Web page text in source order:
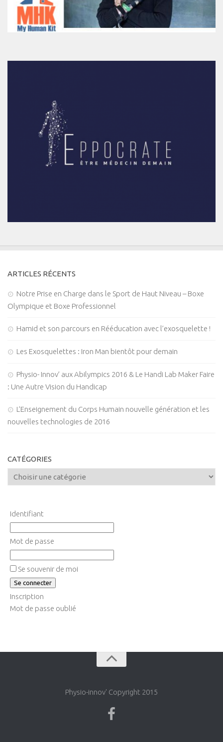
ARTICLES RÉCENTS
Notre Prise en Charge dans le Sport de Haut Niveau – Boxe
Olympique et Boxe Professionnel
Hamid et son parcours en Rééducation avec l’exosquelette !
Les Exosquelettes : Iron Man bientôt pour demain
Physio- Innov’ aux Abilympics 2016 & Le Handi Lab Maker Faire
: Une Autre Vision du Handicap
L’Enseignement du Corps Humain nouvelle génération et les
nouvelles technologies de 2016
CATÉGORIES
Identifiant
Mot de passe
Se souvenir de moi
Inscription
Mot de passe oublié
Physio-innov' Copyright 2015